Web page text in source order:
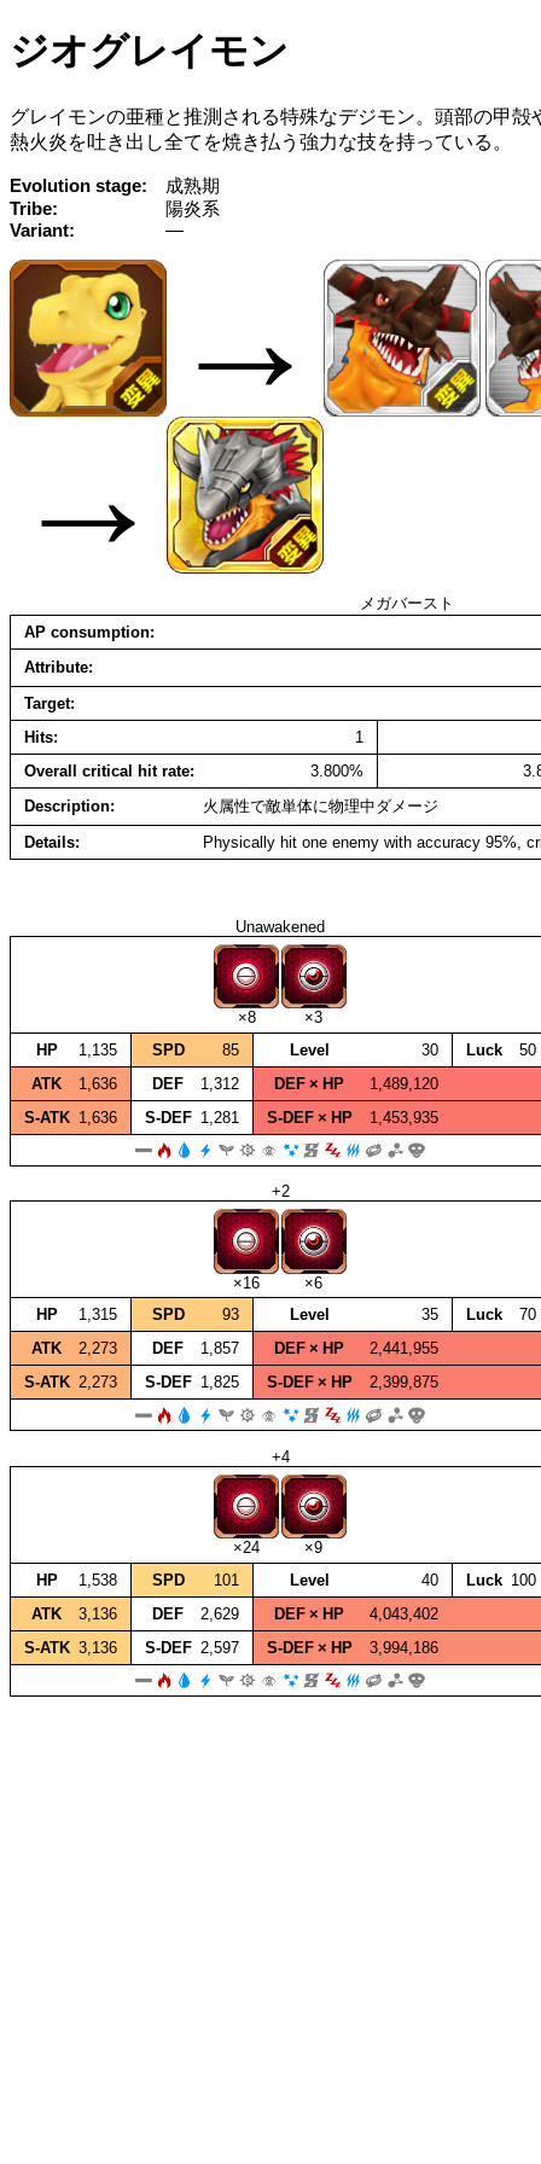
ジオグレイモン
グレイモンの亜種と推測される特殊なデジモン。頭部の甲
熱火炎を吐き出し全てを焼き払う強力な技を持っている。
Evolution stage
成熟期
Tribe
陽炎系
Variant
—
→
→
メガバースト
AP consumption
Attribute
Target
Hits
1
Overall critical hit rate
3.800%
Description
火属性で敵単体に物理中ダメージ
Details
Physically hit one enemy with accuracy 95%,
Unawakened
×8
×3
HP
1,135 SPD 85 Level 30 Luck
50
ATK
1,636 DEF 1,312 DEF × HP
1,489,120
S‑ATK 1,636 S‑DEF 1,281 S‑DEF × HP 1,453,935
+2
×16
×6
HP
1,315 SPD 93 Level 35 Luck
70
ATK
2,273 DEF 1,857 DEF × HP
2,441,955
S‑ATK 2,273 S‑DEF 1,825 S‑DEF × HP 2,399,875
+4
×24
×9
HP
1,538 SPD 101 Level 40 Luck 100
ATK
3,136 DEF 2,629 DEF × HP
4,043,402
S‑ATK 3,136 S‑DEF 2,597 S‑DEF × HP 3,994,186